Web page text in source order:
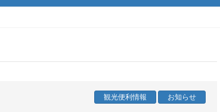
お知らせ
観光便利情報